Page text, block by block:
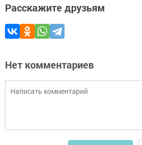
Расскажите друзьям
Нет комментариев